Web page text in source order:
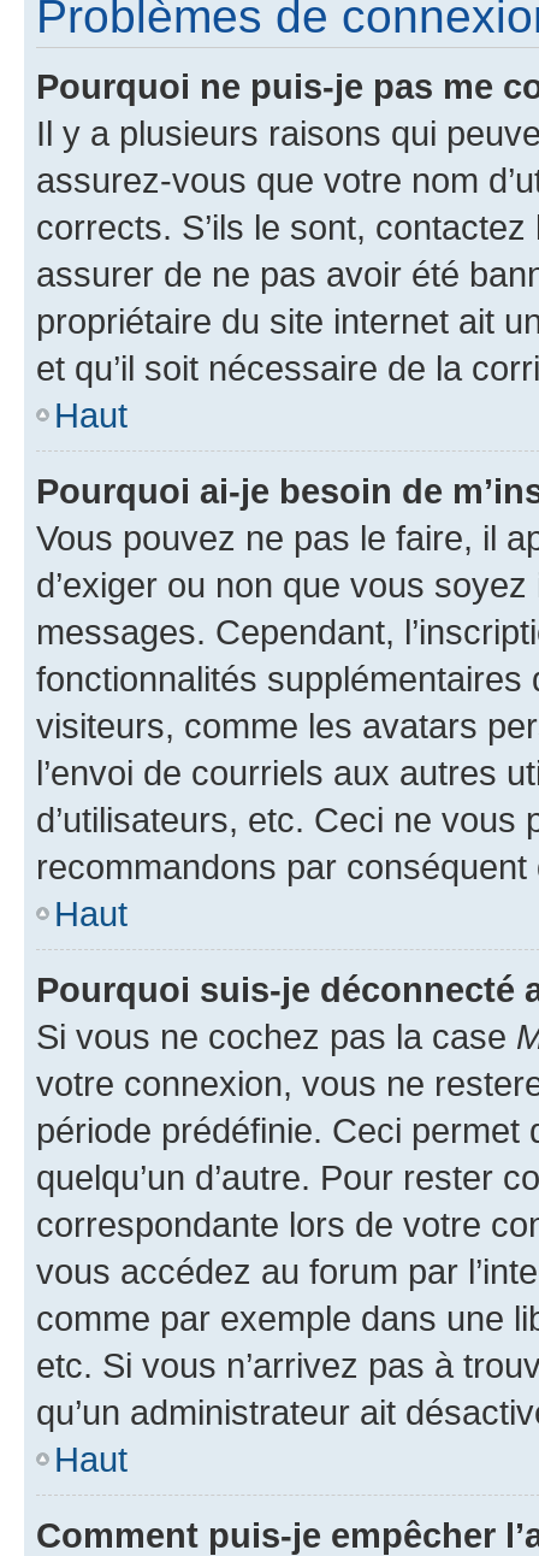
Problèmes de
Pourquoi ne puis-je pas me
Il y a plusieurs raisons qui
assurez-vous que votre nom
corrects. S’ils le sont,
assurer de ne pas avoir été
propriétaire du site internet ait
et qu’il soit nécessaire de la
Haut
Pourquoi ai-je besoin de
Vous pouvez ne pas le faire, il
d’exiger ou non que vous
messages. Cependant,
fonctionnalités
visiteurs, comme les avatars
l’envoi de courriels aux autres
d’utilisateurs, etc. Ceci ne vous
recommandons par conséquent
Haut
Pourquoi suis-je déconnecté
Si vous ne cochez pas la case
votre connexion, vous ne
période prédéfinie. Ceci permet
quelqu’un d’autre. Pour rester
correspondante lors de votre
vous accédez au forum par
comme par exemple dans une
etc. Si vous n’arrivez pas à
qu’un administrateur ait
Haut
Comment puis-je empêcher